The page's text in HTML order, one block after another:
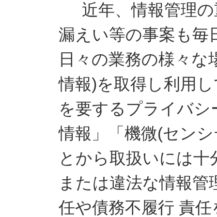
近年、情報管理の
漏えい等の事案も毎
日々の業務の様々な
情報)を取得し利用
を要するプライバ
情報」「機微(セン
とから取扱いには
または違法な情報
任や債務不履行 責